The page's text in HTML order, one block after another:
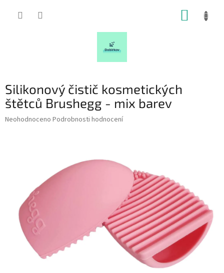
Silikonový čistič kosmetických
štětců Brushegg - mix barev
Průměrné
hvězdiček.
Neohodnoceno Podrobnosti hodnocení